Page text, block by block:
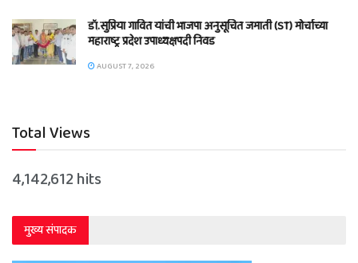
डॉ.सुप्रिया गावित यांची भाजपा अनुसूचित जमाती (ST) मोर्चाच्या
महाराष्ट्र प्रदेश उपाध्यक्षपदी निवड
AUGUST 7, 2026
Total Views
4,142,612 hits
मुख्य संपादक